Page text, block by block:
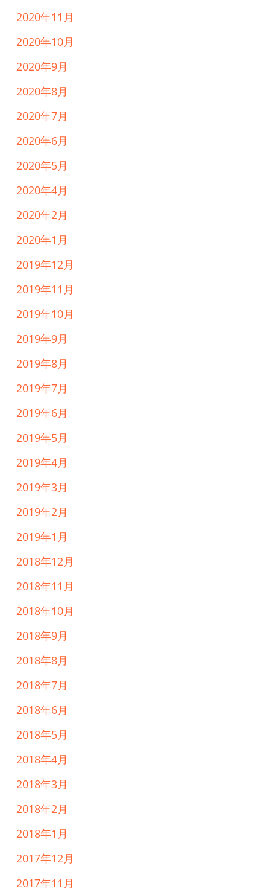
2020年11月
2020年10月
2020年9月
2020年8月
2020年7月
2020年6月
2020年5月
2020年4月
2020年2月
2020年1月
2019年12月
2019年11月
2019年10月
2019年9月
2019年8月
2019年7月
2019年6月
2019年5月
2019年4月
2019年3月
2019年2月
2019年1月
2018年12月
2018年11月
2018年10月
2018年9月
2018年8月
2018年7月
2018年6月
2018年5月
2018年4月
2018年3月
2018年2月
2018年1月
2017年12月
2017年11月